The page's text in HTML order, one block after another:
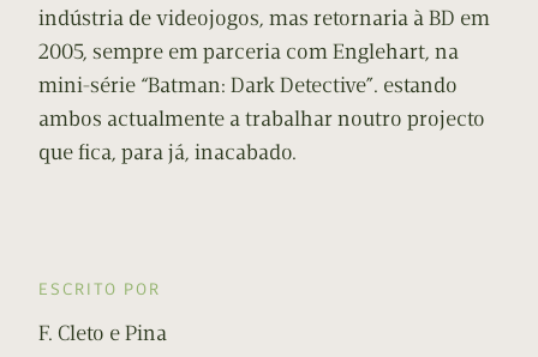
indústria de videojogos, mas retornaria à BD em
2005, sempre em parceria com Englehart, na
mini-série “Batman: Dark Detective”. estando
ambos actualmente a trabalhar noutro projecto
que fica, para já, inacabado.
ESCRITO POR
F. Cleto e Pina